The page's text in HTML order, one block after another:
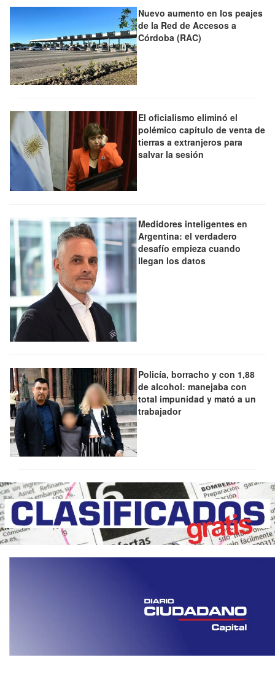
Nuevo aumento en los peajes
de la Red de Accesos a
Córdoba (RAC)
El oficialismo eliminó el
polémico capítulo de venta de
tierras a extranjeros para
salvar la sesión
Medidores inteligentes en
Argentina: el verdadero
desafío empieza cuando
llegan los datos
Policía, borracho y con 1,88
de alcohol: manejaba con
total impunidad y mató a un
trabajador